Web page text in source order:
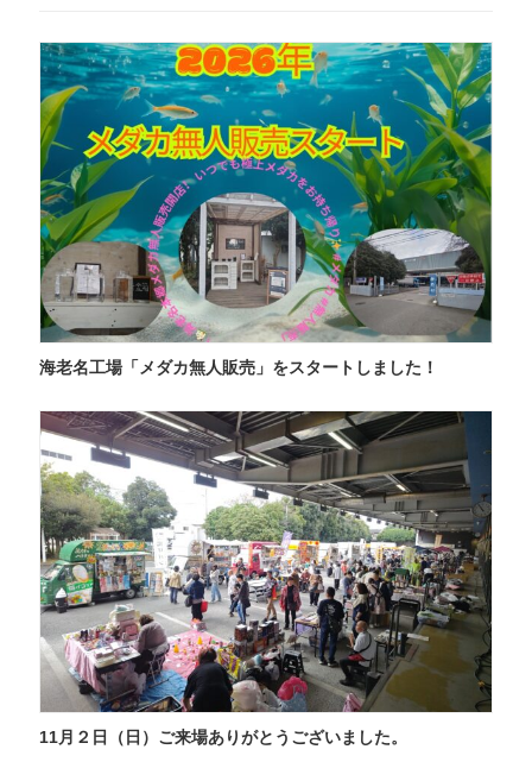
海老名工場「メダカ無人販売」をスタートしました！
11月２日（日）ご来場ありがとうございました。